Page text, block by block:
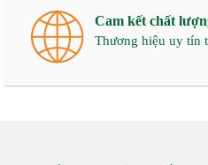
Cam kết chất
Thương hiệu uy tín